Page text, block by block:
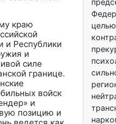
краю
и Республики
и
силе
границе.
войск
и
позицию и